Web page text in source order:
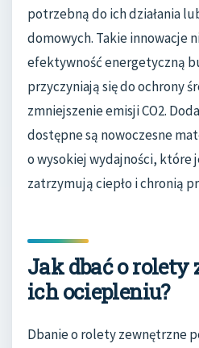
potrzebną do ich działania
domowych. Takie innowacje
efektywność energetyczną
przyczyniają się do ochrony
zmniejszenie emisji CO2.
dostępne są nowoczesne
o wysokiej wydajności, które
zatrzymują ciepło i chronią
Jak dbać o rolety
ich ociepleniu?
Dbanie o rolety zewnętrzne